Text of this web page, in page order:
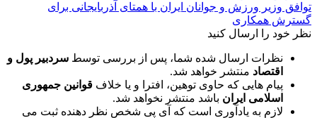
توافق وزیر ورزش و جوانان ایران با همتای آذربایجانی برای
گسترش همکاری
نظر خود را ارسال کنید
نظرات ارسال شده شما، پس از بررسی توسط سردبیر پول و
اقتصاد منتشر خواهد شد.
پیام هایی که حاوی توهین، افترا و یا خلاف قوانین جمهوری
اسلامی ایران باشد منتشر نخواهد شد.
لازم به یادآوری است که آی پی شخص نظر دهنده ثبت می